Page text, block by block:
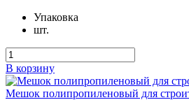
Упаковка
шт.
В корзину
Мешок полипропиленовый для